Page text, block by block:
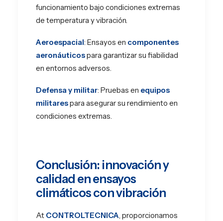
funcionamiento bajo condiciones extremas
de temperatura y vibración.
Aeroespacial: Ensayos en componentes
aeronáuticospara garantizar su fiabilidad
en entornos adversos.
Defensa y militar: Pruebas en equipos
militarespara asegurar su rendimiento en
condiciones extremas.
Conclusión: innovación y
calidad en ensayos
climáticos con vibración
At CONTROLTECNICA, proporcionamos